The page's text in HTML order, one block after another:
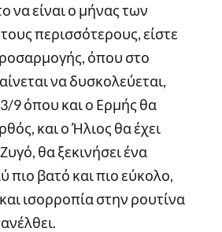
να είναι ο μήνας των
περισσότερους, είστε
όπου στο
να δυσκολεύεται,
9 όπου και ο Ερμής θα
και ο Ήλιος θα έχει
θα ξεκινήσει ένα
πιο βατό και πιο εύκολο,
ισορροπία στην ρουτίνα